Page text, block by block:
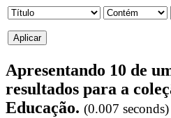
Apresentando 10 de
resultados para a
Educação. (0.007 seconds)